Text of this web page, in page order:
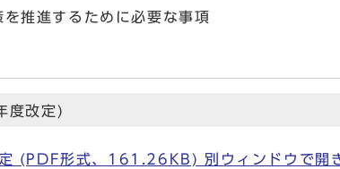
推進するために必要な事項
度改定)
(PDF形式、161.26KB) 別ウィンドウで